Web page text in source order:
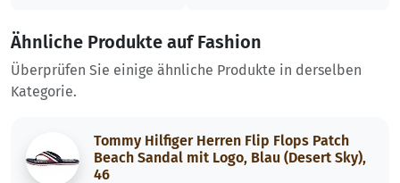
Ähnliche Produkte auf Fashion
Überprüfen Sie einige ähnliche Produkte in derselben
Kategorie.
Tommy Hilfiger Herren Flip Flops Patch
Beach Sandal mit Logo, Blau (Desert Sky),
46